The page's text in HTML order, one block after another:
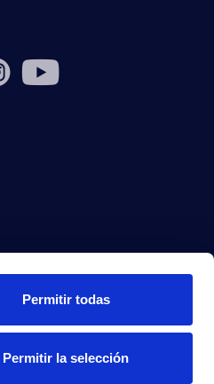
Permitir todas
Permitir la selección